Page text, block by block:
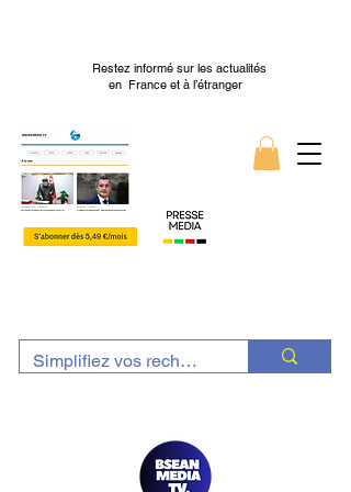
Restez informé sur les actualités
en France et à l’étranger